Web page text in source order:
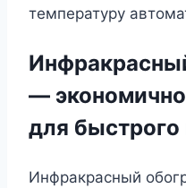
температуру
—
для быстрого
Инфракрасный